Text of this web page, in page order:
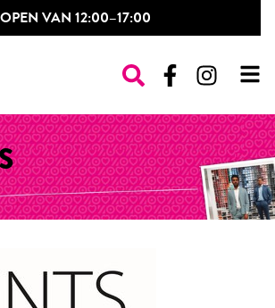
OPEN VAN 12:00–17:00
WINKELS
RESTAURANTS
PASSAGES & PLEINEN
OPENINGSTIJDEN
CONTACT